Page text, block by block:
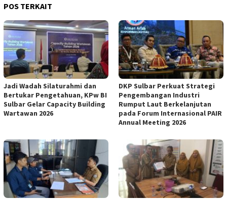
POS TERKAIT
Jadi Wadah Silaturahmi dan
Bertukar Pengetahuan, KPw BI
Sulbar Gelar Capacity Building
Wartawan 2026
DKP Sulbar Perkuat Strategi
Pengembangan Industri
Rumput Laut Berkelanjutan
pada Forum Internasional PAIR
Annual Meeting 2026